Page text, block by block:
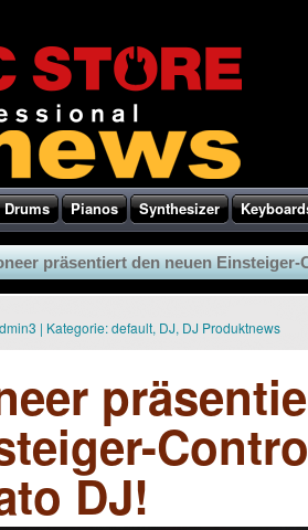
Drums Pianos Synthesizer
präsentiert den neuen Einsteiger-
| Kategorie:default, DJ, DJ Produktnews
DJ!